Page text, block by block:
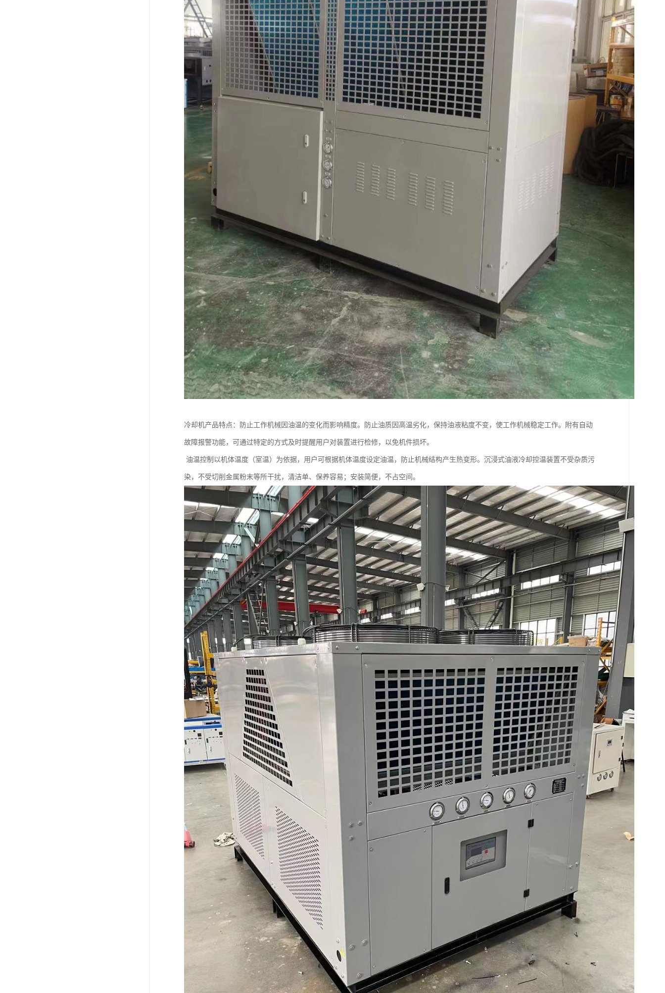
冷却机产品特点：防止工作机械因油温的变化而影响精度。防止油质因高温劣化，保持油液粘度不变，使工作机械稳定工作。附有自动
故障报警功能，可通过特定的方式及时提醒用户对装置进行检修，以免机件损坏。
油温控制以机体温度（室温）为依据，用户可根据机体温度设定油温，防止机械结构产生热变形。沉浸式油液冷却控温装置不受杂质污
染，不受切削金属粉末等所干扰，清洁单、保养容易；安装简便，不占空间。